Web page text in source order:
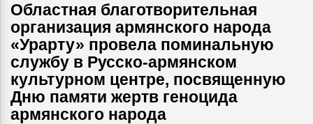
Областная благотворительная
организация армянского народа
«Урарту» провела поминальную
службу в Русско-армянском
культурном центре, посвященную
Дню памяти жертв геноцида
армянского народа